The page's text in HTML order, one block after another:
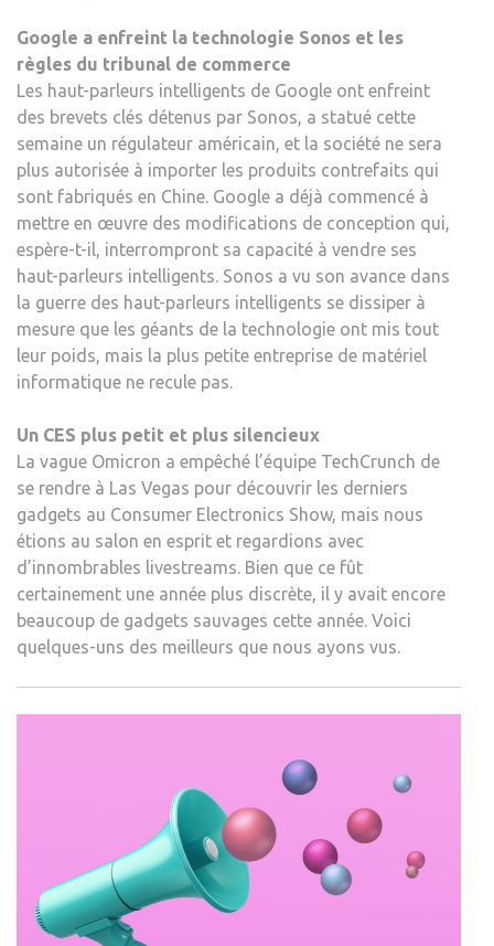
Google a enfreint la technologie Sonos et les
règles du tribunal de commerce
Les haut-parleurs intelligents de Google ont enfreint
des brevets clés détenus par Sonos, a statué cette
semaine un régulateur américain, et la société ne sera
plus autorisée à importer les produits contrefaits qui
sont fabriqués en Chine. Google a déjà commencé à
mettre en œuvre des modifications de conception qui,
espère-t-il, interrompront sa capacité à vendre ses
haut-parleurs intelligents. Sonos a vu son avance dans
la guerre des haut-parleurs intelligents se dissiper à
mesure que les géants de la technologie ont mis tout
leur poids, mais la plus petite entreprise de matériel
informatique ne recule pas.
Un CES plus petit et plus silencieux
La vague Omicron a empêché l’équipe TechCrunch de
se rendre à Las Vegas pour découvrir les derniers
gadgets au Consumer Electronics Show, mais nous
étions au salon en esprit et regardions avec
d’innombrables livestreams. Bien que ce fût
certainement une année plus discrète, il y avait encore
beaucoup de gadgets sauvages cette année. Voici
quelques-uns des meilleurs que nous ayons vus.